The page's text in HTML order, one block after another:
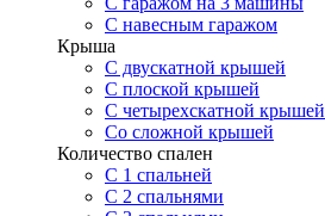
С навесным гаражом
Крыша
С двускатной крышей
С плоской крышей
С четырехскатной крышей
Со сложной крышей
Количество спален
С 1 спальней
С 2 спальнями